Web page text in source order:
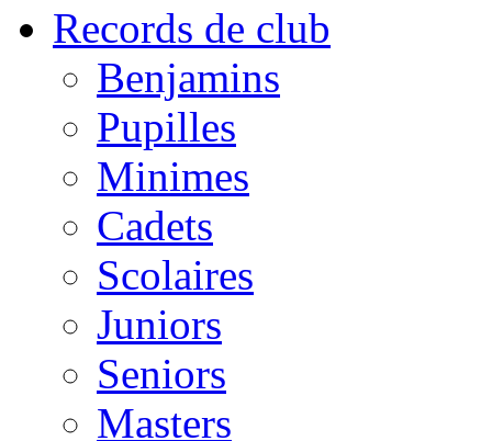
Records de club
Benjamins
Pupilles
Minimes
Cadets
Scolaires
Juniors
Seniors
Masters